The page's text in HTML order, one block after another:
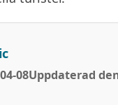
08Uppdaterad